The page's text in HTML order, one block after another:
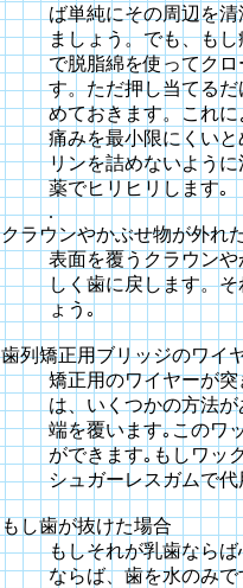
ば単純にその周辺を
ましょう。でも、も
で脱脂綿を使ってク
す。ただ押し当てる
めておきます。これ
痛みを最小限にくい
リンを詰めないよう
薬でヒリヒリします｡
.
クラウンやかぶせ物が外れ
表面を覆うクラウン
しく歯に戻します。
ょう｡
歯列矯正用ブリッジのワイ
矯正用のワイヤーが
は、いくつかの方法
端を覆います｡このワ
ができます｡もしワッ
シュガーレスガムで
もし歯が抜けた場合
もしそれが乳歯なら
ならば、歯を水のみ